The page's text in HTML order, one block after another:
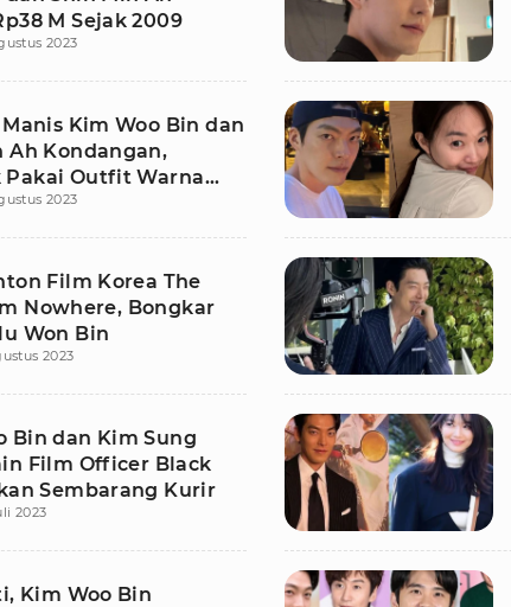
M Sejak 2009
2023
Kim Woo Bin dan
Ah Kondangan,
Pakai Outfit Warna
2023
Film Korea The
Nowhere, Bongkar
Won Bin
2023
Bin dan Kim Sung
Film Officer Black
Sembarang Kurir
2023
Kim Woo Bin